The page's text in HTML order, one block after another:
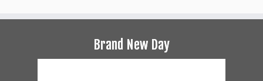
Brand New Day